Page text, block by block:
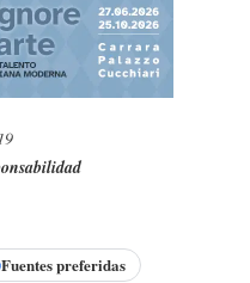
Fuentes preferidas